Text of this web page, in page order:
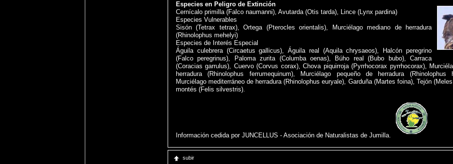
Especies en Peligro de Extinción
Cernícalo primilla (Falco naumanni), Avutarda (Otis tarda), Lince (Lynx pardina)
Especies Vulnerables
Sisón (Tetrax tetrax), Ortega (Pterocles orientalis), Murciélago mediano de herradura
(Rhinolophus mehelyi)
Especies de Interés Especial
Águila culebrera (Circaetus gallicus), Águila real (Aquila chrysaeos), Halcón peregrino
(Falco peregrinus), Paloma zurita (Columba oenas), Búho real (Bubo bubo), Carraca
(Coracias garrulus), Cuervo (Corvus corax), Chova piquirroja (Pyrrhocorax pyrrhocorax),
herradura (Rhinolophus ferrumequinum), Murciélago pequeño de herradura (Rhinolophus
Murciélago mediterráneo de herradura (Rhinolophus euryale), Garduña (Martes foina), Tejón
montés (Felis silvestris).
Información cedida por JUNCELLUS - Asociación de Naturalistas de Jumilla.
subir